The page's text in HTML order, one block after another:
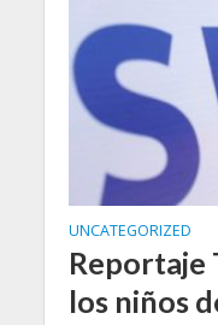
UNCATEGORIZED
Reportaje
los niños